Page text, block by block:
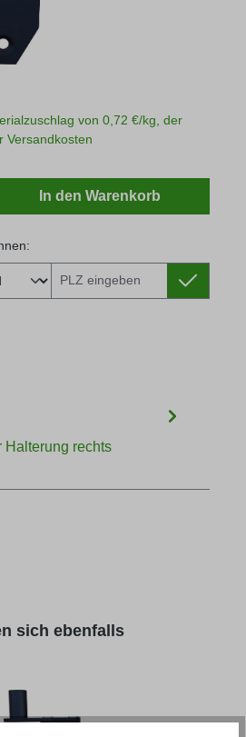
von 0,72 €/kg, der
Versandkosten
Gib den gewünschten
In den Warenkorb
Halterung rechts
sich ebenfalls